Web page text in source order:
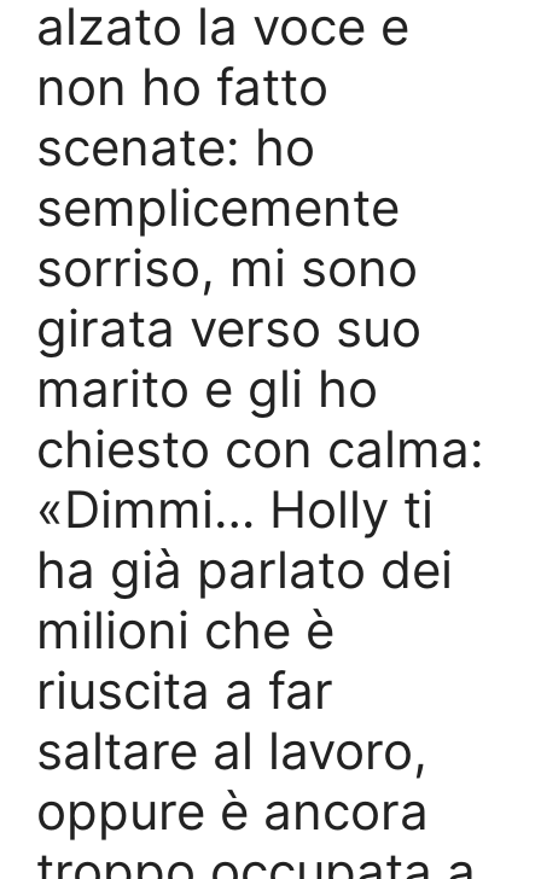
alzato la voce e
non ho fatto
scenate: ho
semplicemente
sorriso, mi sono
girata verso suo
marito e gli ho
chiesto con calma:
«Dimmi… Holly ti
ha già parlato dei
milioni che è
riuscita a far
saltare al lavoro,
oppure è ancora